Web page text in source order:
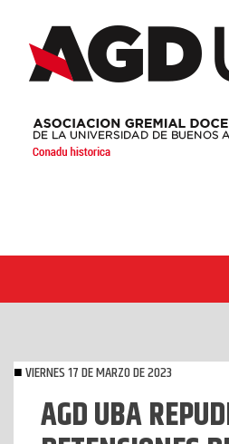
content
VIERNES 17 DE MARZO DE 2023
AGD UBA